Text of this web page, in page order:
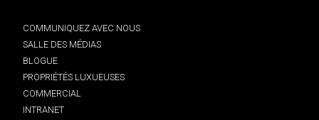
COMMUNIQUEZ AVEC NOUS
SALLE DES MÉDIAS
BLOGUE
PROPRIÉTÉS LUXUEUSES
COMMERCIAL
INTRANET